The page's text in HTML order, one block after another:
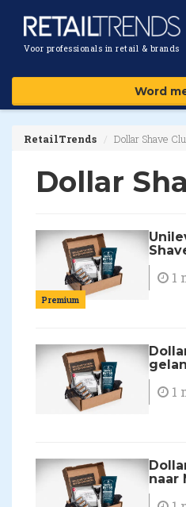
Voor professionals in retail & brands
Word
RetailTrends Dollar Shave
Dollar
Premium
1
1
naar